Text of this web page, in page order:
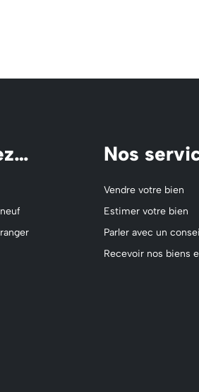
Nos
Vendre votre bien
Estimer votre bien
Parler avec un
Recevoir nos biens